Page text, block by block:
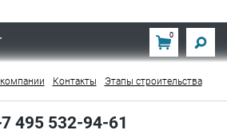
0
Контакты Этапы строительства
495 532-94-61